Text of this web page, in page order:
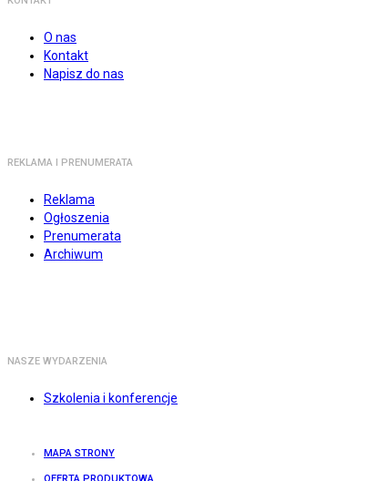
O nas
Kontakt
Napisz do nas
REKLAMA I PRENUMERATA
Reklama
Ogłoszenia
Prenumerata
Archiwum
NASZE WYDARZENIA
Szkolenia i konferencje
MAPA STRONY